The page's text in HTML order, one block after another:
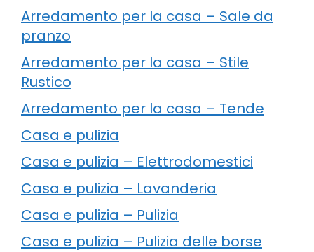
Arredamento per la casa – Sale da
pranzo
Arredamento per la casa – Stile
Rustico
Arredamento per la casa – Tende
Casa e pulizia
Casa e pulizia – Elettrodomestici
Casa e pulizia – Lavanderia
Casa e pulizia – Pulizia
Casa e pulizia – Pulizia delle borse